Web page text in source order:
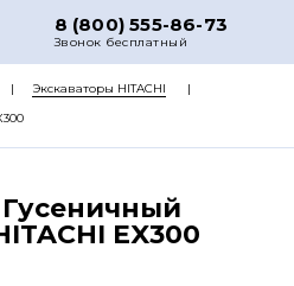
8 (800) 555-86-73
Звонок бесплатный
О НАС
ЗАПЧАСТЕЙ
Экскаваторы HITACHI
EX300